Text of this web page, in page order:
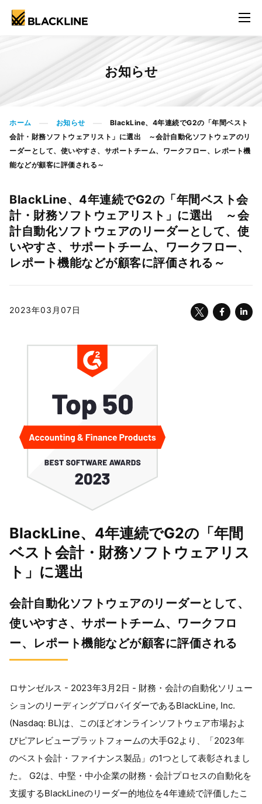
お知らせ
ホーム お知らせ
BlackLine、4年連続でG2の「年間ベスト
会計・財務ソフトウェアリスト」に選出 ～会計自動化ソフトウェアのリ
ーダーとして、使いやすさ、サポートチーム、ワークフロー、レポート機
能などが顧客に評価される～
BlackLine、4年連続でG2の「年間ベスト会
計・財務ソフトウェアリスト」に選出 ～会
計自動化ソフトウェアのリーダーとして、使
いやすさ、サポートチーム、ワークフロー、
レポート機能などが顧客に評価される～
2023年03月07日
BlackLine、4年連続でG2の「年間
ベスト会計・財務ソフトウェアリス
ト」に選出
会計自動化ソフトウェアのリーダーとして、
使いやすさ、サポートチーム、ワークフロ
ー、レポート機能などが顧客に評価される
ロサンゼルス - 2023年3月2日 - 財務・会計の自動化ソリュー
ションのリーディングプロバイダーであるBlackLine, Inc.
(Nasdaq: BL)は、このほどオンラインソフトウェア市場およ
びピアレビュープラットフォームの大手G2より、「2023年
のベスト会計・ファイナンス製品」の1つとして表彰されまし
た。 G2は、中堅・中小企業の財務・会計プロセスの自動化を
支援するBlackLineのリーダー的地位を4年連続で評価したこ